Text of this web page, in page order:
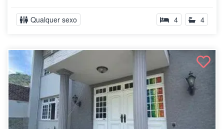
Qualquer sexo 4 4